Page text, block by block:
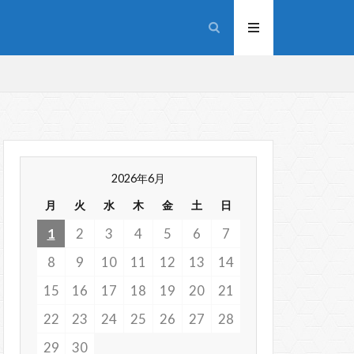
2026年6月
月
火 水 木 金 土 日
1 2 3 4 5 6
7
8
9 10 11 12 13
14
15
16 17 18 19 20
21
22
23 24 25 26 27
28
29
30